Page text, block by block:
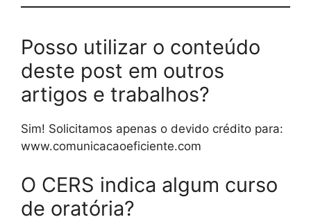
Posso utilizar o conteúdo
deste post em outros
artigos e trabalhos?
Sim! Solicitamos apenas o devido crédito para:
www.comunicacaoeficiente.com
O CERS indica algum curso
de oratória?